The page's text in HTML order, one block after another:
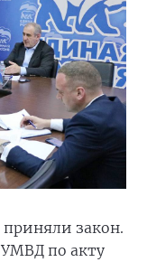
закон.
УМВД по акту